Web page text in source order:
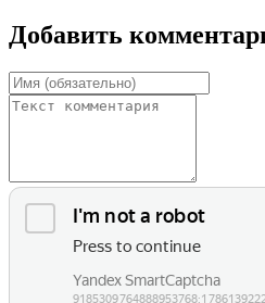
Добавить